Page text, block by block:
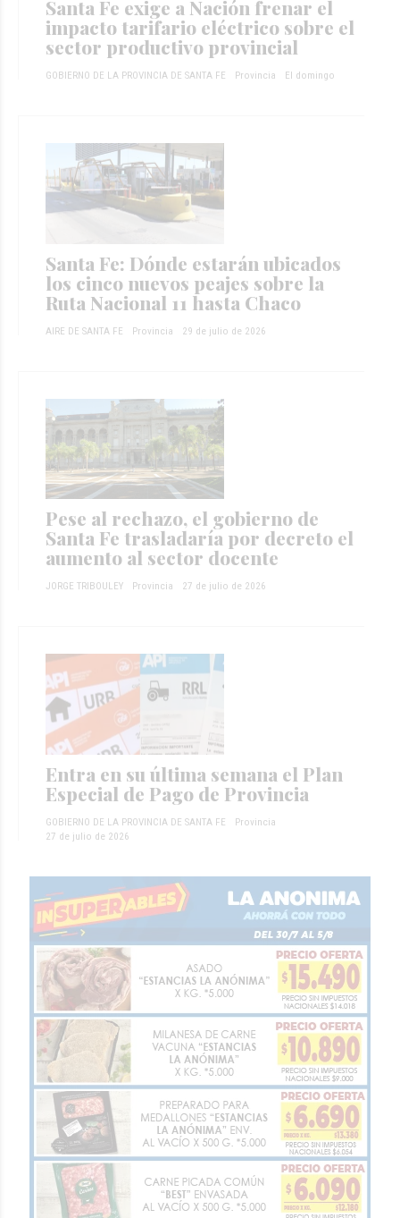
Santa Fe exige a Nación frenar el
impacto tarifario eléctrico sobre el
sector productivo provincial
GOBIERNO DE LA PROVINCIA DE SANTA FE Provincia El domingo
Santa Fe: Dónde estarán ubicados
los cinco nuevos peajes sobre la
Ruta Nacional 11 hasta Chaco
AIRE DE SANTA FE Provincia 29 de julio de 2026
Pese al rechazo, el gobierno de
Santa Fe trasladaría por decreto el
aumento al sector docente
JORGE TRIBOULEY Provincia 27 de julio de 2026
Entra en su última semana el Plan
Especial de Pago de Provincia
GOBIERNO DE LA PROVINCIA DE SANTA FE
Provincia
27 de julio de 2026